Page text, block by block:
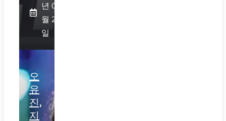
년 07
월 29
일
오
유
진,
지